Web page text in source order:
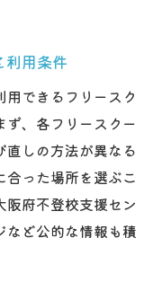
利用条件
できるフリースク
ず、各フリースクー
しの方法が異なる
合った場所を選ぶこ
阪府不登校支援セン
など公的な情報も積